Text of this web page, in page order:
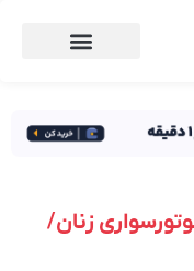
زنان/